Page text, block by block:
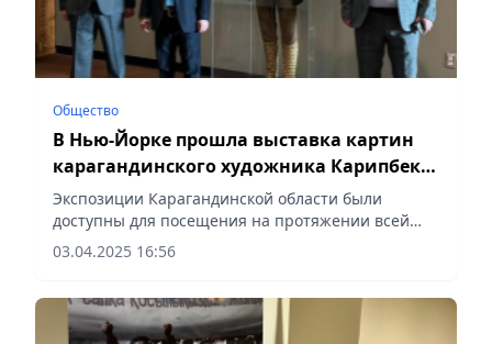
Общество
В Нью-Йорке прошла выставка картин
карагандинского художника Карипбека
Куюкова
Экспозиции Карагандинской области были
доступны для посещения на протяжении всей
конференции, сообщает Vecher.kz.
03.04.2025 16:56